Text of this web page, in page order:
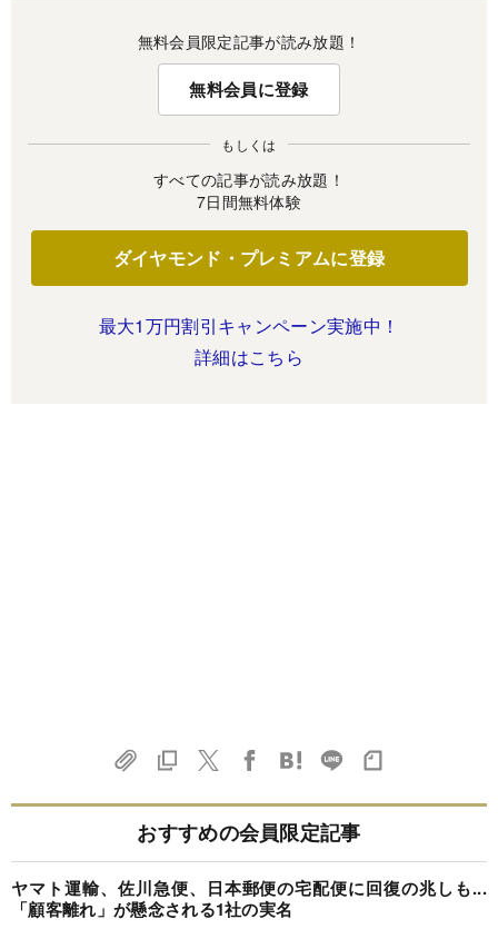
無料会員限定記事が読み放題！
無料会員に登録
もしくは
すべての記事が読み放題！
7日間無料体験
ダイヤモンド・プレミアムに登録
最大1万円割引キャンペーン実施中！
詳細はこちら
おすすめの会員限定記事
ヤマト運輸、佐川急便、日本郵便の宅配便に回復の兆しも...
「顧客離れ」が懸念される1社の実名